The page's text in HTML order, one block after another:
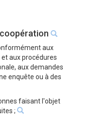
aux
aux procédures
aux demandes
enquête ou à des
faisant l'objet
;